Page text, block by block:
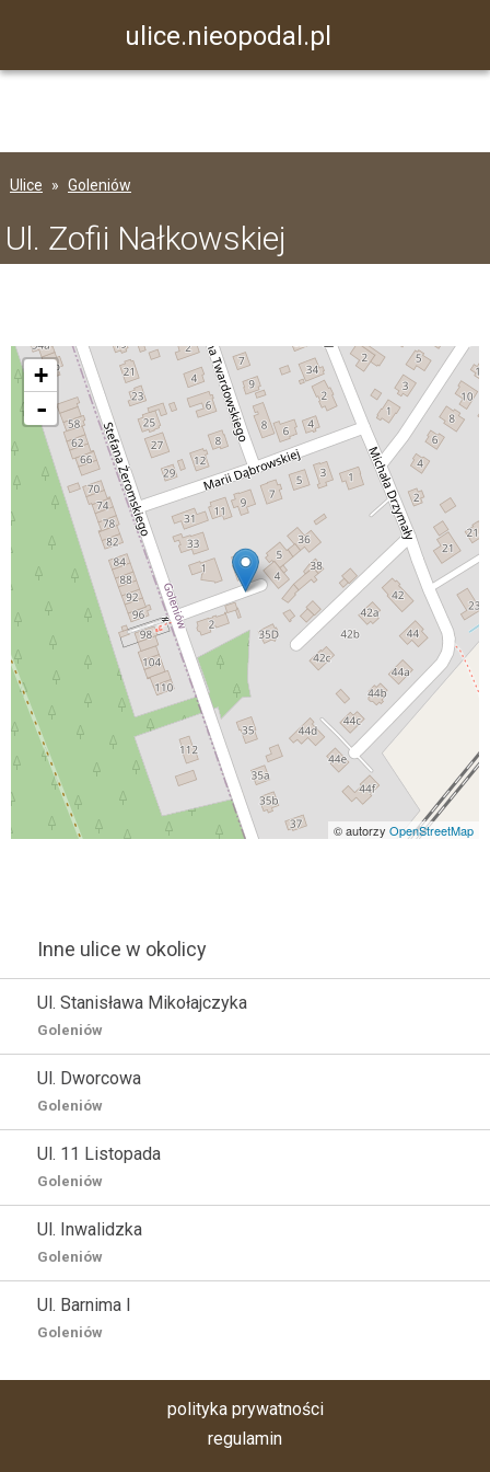
ulice.nieopodal.pl
Ulice Goleniów
Ul. Zofii Nałkowskiej
+
-
© autorzy OpenStreetMap
Inne ulice w okolicy
Ul. Stanisława Mikołajczyka
Goleniów
Ul. Dworcowa
Goleniów
Ul. 11 Listopada
Goleniów
Ul. Inwalidzka
Goleniów
Ul. Barnima I
Goleniów
polityka prywatności
regulamin